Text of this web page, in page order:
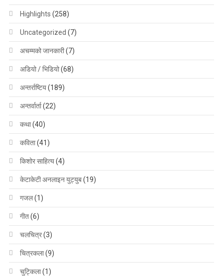
Highlights (258)
Uncategorized (7)
अचम्मको जानकारी(7)
अडियो / भिडियो(68)
अन्तर्राष्टिय(189)
अन्तर्वार्ता(22)
कथा(40)
कविता(41)
किशोर साहित्य(4)
केटाकेटी अनलाइन युट्युब(19)
गजल(1)
गीत(6)
चलचित्र(3)
चित्रकला(9)
चुट्किला(1)